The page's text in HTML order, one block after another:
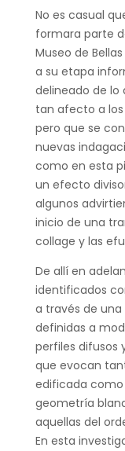
No es casual
formara parte
Museo de
a su etapa
delineado de lo
tan afecto a
pero que se
nuevas
como en esta
un efecto
algunos
inicio de una
collage y las
De allí en
identificados
a través de
definidas a
perfiles difusos
que evocan
edificada como
geometría
aquellas del
En esta